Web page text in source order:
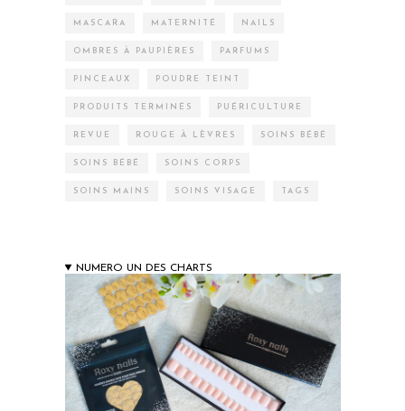
MASCARA MATERNITÉ NAILS
OMBRES À PAUPIÈRES PARFUMS
PINCEAUX POUDRE TEINT
PRODUITS TERMINÉS PUÉRICULTURE
REVUE ROUGE À LÈVRES SOINS BÉBÉ
SOINS BÉBÉ SOINS CORPS
SOINS MAINS SOINS VISAGE TAGS
NUMERO UN DES CHARTS